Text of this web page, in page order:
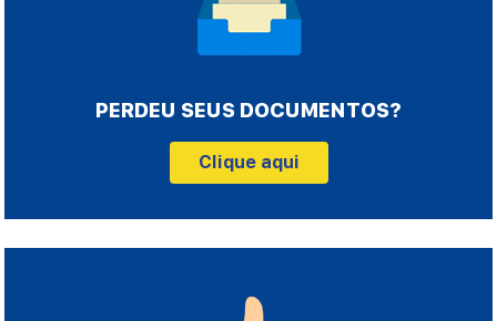
PERDEU SEUS DOCUMENTOS?
Clique aqui